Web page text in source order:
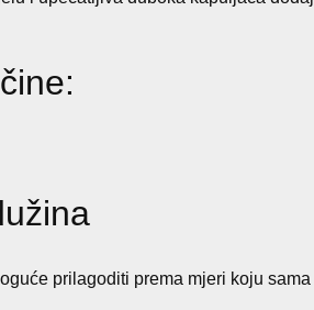
prilagoditi prema mjeri koju